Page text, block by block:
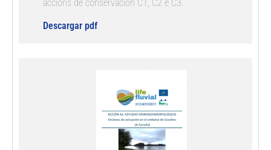
accións de conservación C1, C2 e C3.
Descargar pdf